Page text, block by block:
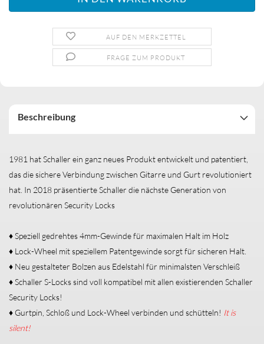
AUF DEN MERKZETTEL
FRAGE ZUM PRODUKT
Beschreibung
1981 hat Schaller ein ganz neues Produkt entwickelt und patentiert,
das die sichere Verbindung zwischen Gitarre und Gurt revolutioniert
hat. In 2018 präsentierte Schaller die nächste Generation von
revolutionären Security Locks
♦ Speziell gedrehtes 4mm-Gewinde für maximalen Halt im Holz
♦ Lock-Wheel mit speziellem Patentgewinde sorgt für sicheren Halt.
♦ Neu gestalteter Bolzen aus Edelstahl für minimalsten Verschleiß
♦ Schaller S-Locks sind voll kompatibel mit allen existierenden Schaller
Security Locks!
♦ Gurtpin, Schloß und Lock-Wheel verbinden und schütteln! It is
silent!